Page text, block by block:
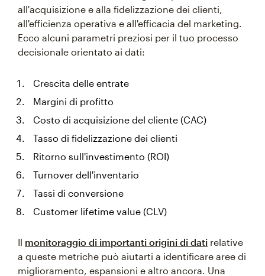
all'acquisizione e alla fidelizzazione dei clienti,
all'efficienza operativa e all'efficacia del marketing.
Ecco alcuni parametri preziosi per il tuo processo
decisionale orientato ai dati:
Crescita delle entrate
Margini di profitto
Costo di acquisizione del cliente (CAC)
Tasso di fidelizzazione dei clienti
Ritorno sull'investimento (ROI)
Turnover dell'inventario
Tassi di conversione
Customer lifetime value (CLV)
Il monitoraggio di importanti origini di dati relative
a queste metriche può aiutarti a identificare aree di
miglioramento, espansioni e altro ancora. Una